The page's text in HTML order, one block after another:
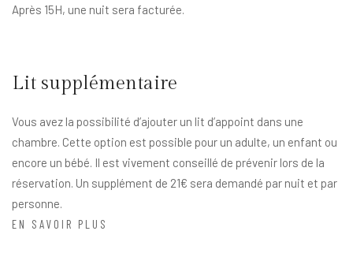
Après 15H, une nuit sera facturée.
Lit supplémentaire
Vous avez la possibilité d’ajouter un lit d’appoint dans une
chambre. Cette option est possible pour un adulte, un enfant ou
encore un bébé. Il est vivement conseillé de prévenir lors de la
réservation. Un supplément de 21€ sera demandé par nuit et par
personne.
EN SAVOIR PLUS